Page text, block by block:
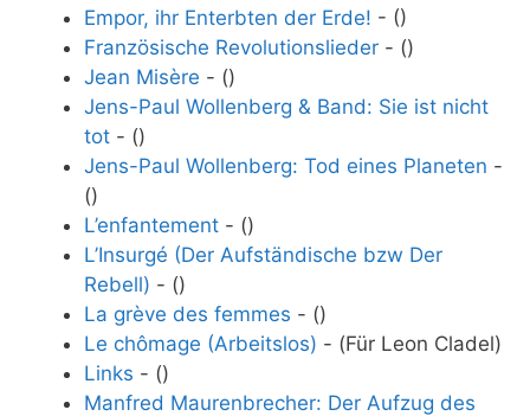
Empor, ihr Enterbten der Erde! - ()
Französische Revolutionslieder - ()
Jean Misère - ()
Jens-Paul Wollenberg & Band: Sie ist nicht
tot - ()
Jens-Paul Wollenberg: Tod eines Planeten -
()
L’enfantement - ()
L’Insurgé (Der Aufständische bzw Der
Rebell) - ()
La grève des femmes - ()
Le chômage (Arbeitslos) - (Für Leon Cladel)
Links - ()
Manfred Maurenbrecher: Der Aufzug des